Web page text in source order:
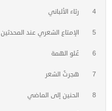
4 رثاء الألباني
5 الإمتاع الشعري عند المحدثين
6 عُلو الهمة
7 هجرتُ الشعر
8 الحنين إلى الماضي